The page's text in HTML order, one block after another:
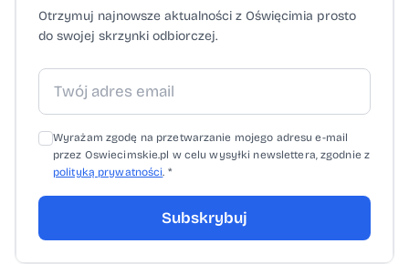
Otrzymuj najnowsze aktualności z Oświęcimia prosto
do swojej skrzynki odbiorczej.
Wyrażam zgodę na przetwarzanie mojego adresu e-mail
przez Oswiecimskie.pl w celu wysyłki newslettera, zgodnie z
polityką prywatności . *
Subskrybuj